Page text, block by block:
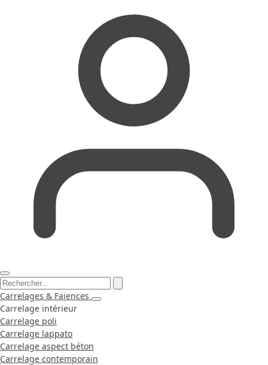
Carrelages & Faiences
Carrelage intérieur
Carrelage poli
Carrelage lappato
Carrelage aspect béton
Carrelage contemporain